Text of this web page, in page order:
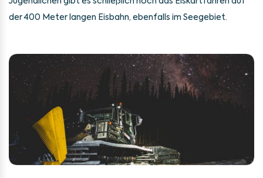
der 400 Meter langen Eisbahn, ebenfalls im Seegebiet.